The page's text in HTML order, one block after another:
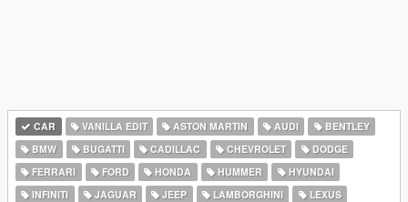
CAR VANILLA EDIT ASTON MARTIN AUDI
BENTLEY
BMW
BUGATTI CADILLAC CHEVROLET
DODGE
FERRARI
FORD HONDA HUMMER
HYUNDAI
INFINITI
JAGUAR JEEP LAMBORGHINI
LEXUS